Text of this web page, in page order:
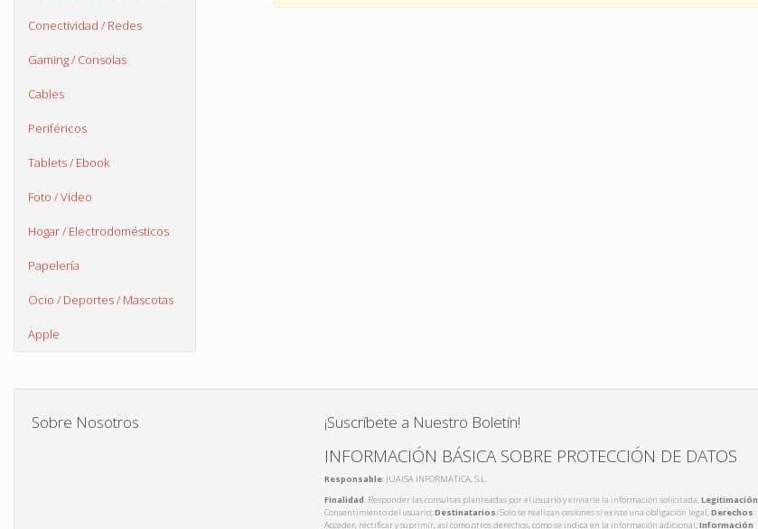
Conectividad / Redes
Gaming / Consolas
Cables
Periféricos
Tablets / Ebook
Foto / Video
Hogar / Electrodomésticos
Papelería
Ocio / Deportes / Mascotas
Apple
Sobre Nosotros ¡Suscríbete a Nuestro Boletín!
INFORMACIÓN BÁSICA SOBRE PROTECCIÓN DE DATOS
Responsable: JUAISA INFORMATICA, S.L.
Finalidad: Responder las consultas planteadas por el usuario y enviarle la información solicitada;Legitimación
Consentimiento del usuario;Destinatarios: Solo se realizan cesiones si existe una obligación legal;Derechos:
Acceder, rectificar y suprimir, así como otros derechos, como se indica en la información adicional;Información